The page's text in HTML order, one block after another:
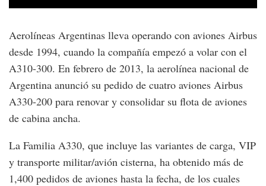
Aerolíneas Argentinas lleva operando con aviones Airbus
desde 1994, cuando la compañía empezó a volar con el
A310-300. En febrero de 2013, la aerolínea nacional de
Argentina anunció su pedido de cuatro aviones Airbus
A330-200 para renovar y consolidar su flota de aviones
de cabina ancha.
La Familia A330, que incluye las variantes de carga, VIP
y transporte militar/avión cisterna, ha obtenido más de
1,400 pedidos de aviones hasta la fecha, de los cuales